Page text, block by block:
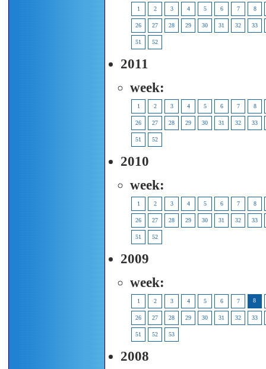
1 2 3 4 5 6 7 8
26 27 28 29 30 31 32 33
51 52
2011
week:
1 2 3 4 5 6 7 8
26 27 28 29 30 31 32 33
51 52
2010
week:
1 2 3 4 5 6 7 8
26 27 28 29 30 31 32 33
51 52
2009
week:
1 2 3 4 5 6 7 8
26 27 28 29 30 31 32 33
51 52 53
2008